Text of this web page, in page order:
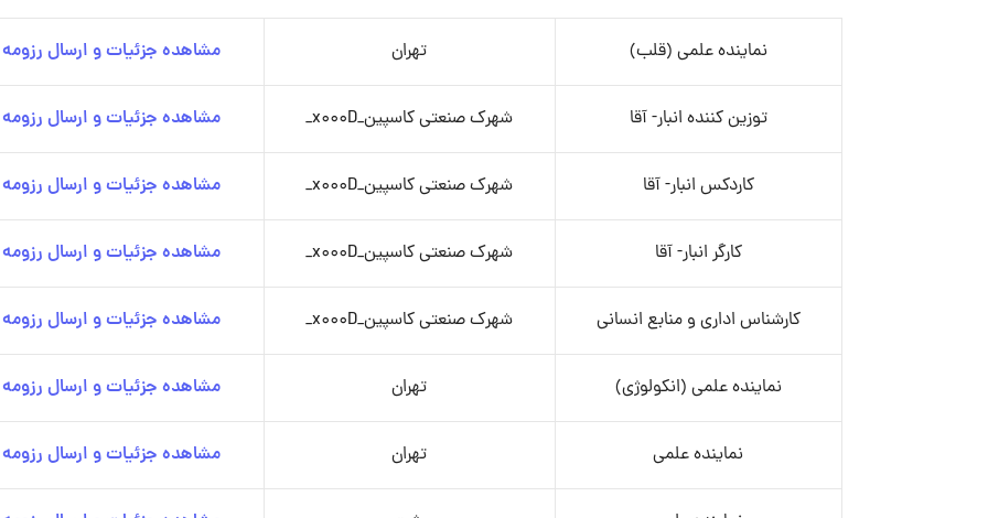
نماینده علمی (قلب) تهران مشاهده جزئیات و ارسال رزومه
توزین کننده انبار- آقا شهرک صنعتی کاسپین_x000D_ مشاهده جزئیات و ارسال رزومه
کاردکس انبار- آقا شهرک صنعتی کاسپین_x000D_ مشاهده جزئیات و ارسال رزومه
کارگر انبار- آقا شهرک صنعتی کاسپین_x000D_ مشاهده جزئیات و ارسال رزومه
کارشناس اداری و منابع انسانی شهرک صنعتی کاسپین_x000D_ مشاهده جزئیات و ارسال رزومه
نماینده علمی (انکولوژی) تهران مشاهده جزئیات و ارسال رزومه
نماینده علمی تهران مشاهده جزئیات و ارسال رزومه